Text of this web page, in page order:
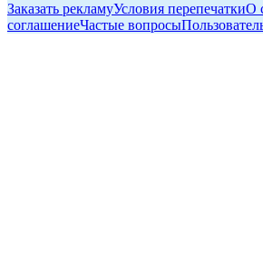
Заказать рекламуУсловия перепечаткиО
соглашениеЧастые вопросы